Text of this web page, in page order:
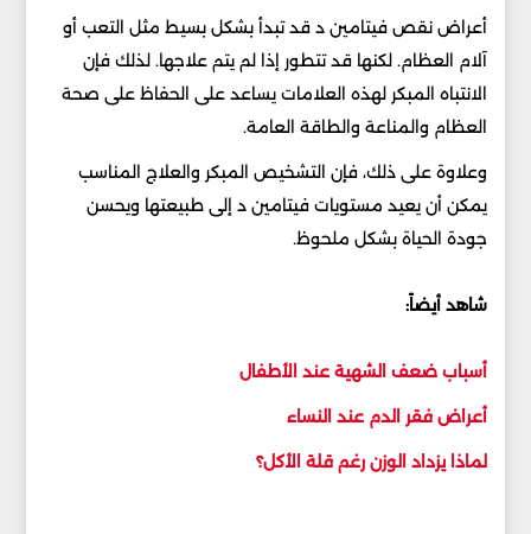
أعراض نقص فيتامين د قد تبدأ بشكل بسيط مثل التعب أو
آلام العظام. لكنها قد تتطور إذا لم يتم علاجها. لذلك فإن
الانتباه المبكر لهذه العلامات يساعد على الحفاظ على صحة
العظام والمناعة والطاقة العامة.
وعلاوة على ذلك، فإن التشخيص المبكر والعلاج المناسب
يمكن أن يعيد مستويات فيتامين د إلى طبيعتها ويحسن
جودة الحياة بشكل ملحوظ.
شاهد أيضاً:
أسباب ضعف الشهية عند الأطفال
أعراض فقر الدم عند النساء
لماذا يزداد الوزن رغم قلة الأكل؟